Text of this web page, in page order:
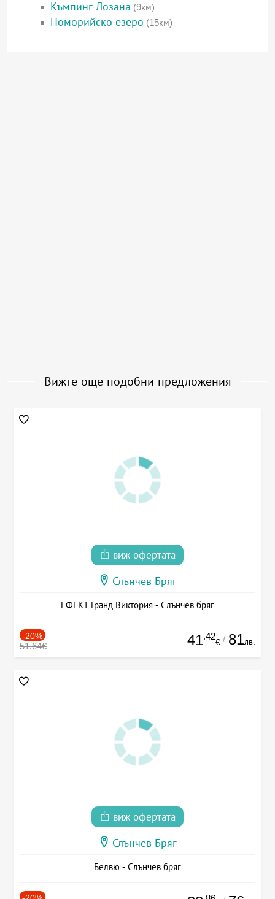
Къмпинг Лозана (9км)
Поморийско езеро (15км)
Вижте още подобни предложения
виж офертата
Слънчев Бряг
ЕФЕКТ Гранд Виктория - Слънчев бряг
-20%
51.64€ 41.42
€ / 81лв.
виж офертата
Слънчев Бряг
Белвю - Слънчев бряг